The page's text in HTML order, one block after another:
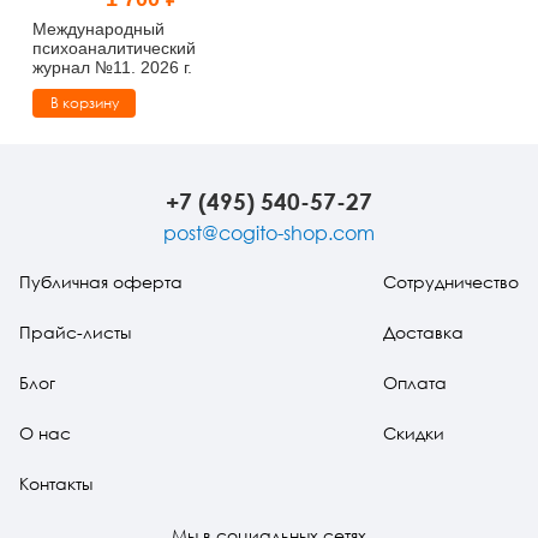
Тревожные расстройства, панические атаки
Психодрама
Сказкотерапия
Психология труда и эргономика
Психофизиология
Социальная и организационная психология
Учебная литература
Международный
психоаналитический
журнал №11. 2026 г.
В корзину
+7 (495) 540-57-27
post@cogito-shop.com
Публичная оферта
Прайс-листы
Блог
О нас
Контакты
Сотрудничество
Доставка
Оплата
Скидки